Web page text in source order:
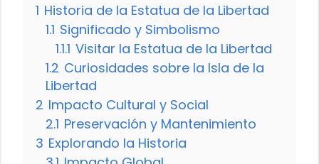
1 Historia de la Estatua de la Libertad
1.1 Significado y Simbolismo
1.1.1 Visitar la Estatua de la Libertad
1.2 Curiosidades sobre la Isla de la
Libertad
2 Impacto Cultural y Social
2.1 Preservación y Mantenimiento
3 Explorando la Historia